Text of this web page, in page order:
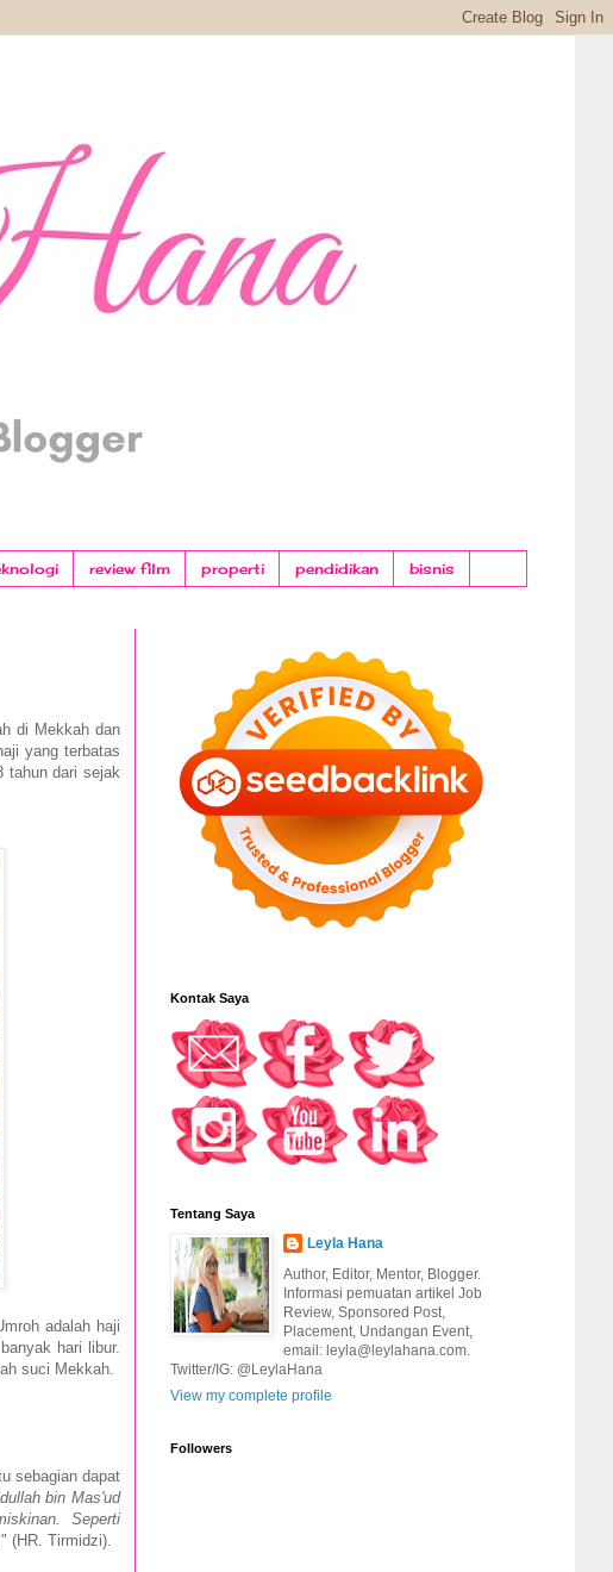
review film properti pendidikan bisnis
di Mekkah dan
yang terbatas
tahun dari sejak
adalah haji
hari libur.
suci Mekkah.
sebagian dapat
bin Mas'ud
Seperti
" (HR. Tirmidzi).
Kontak Saya
Tentang Saya
Leyla Hana
Author, Editor, Mentor, Blogger.
Informasi pemuatan artikel Job
Review, Sponsored Post,
Placement, Undangan Event,
email: leyla@leylahana.com.
Twitter/IG: @LeylaHana
View my complete profile
Followers